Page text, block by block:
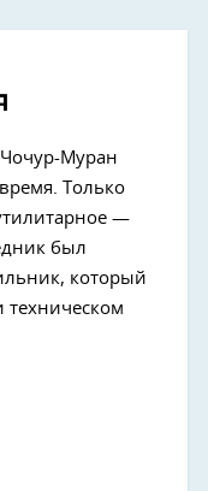
Муран
Только
—
был
который
техническом